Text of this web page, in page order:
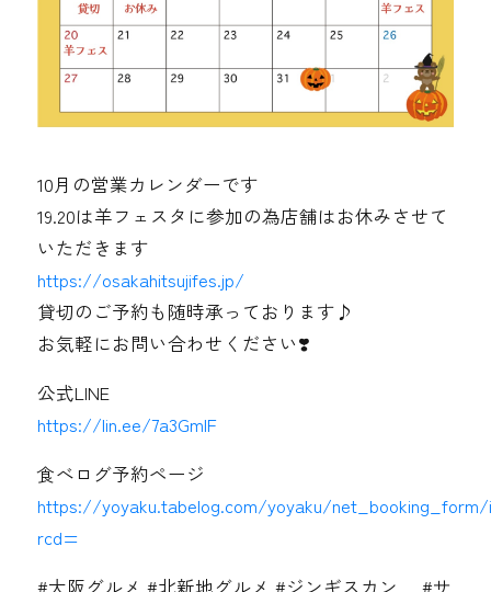
10月の営業カレンダーです
19.20は羊フェスタに参加の為店舗はお休みさせて
いただきます
https://osakahitsujifes.jp/
貸切のご予約も随時承っております♪
お気軽にお問い合わせください❣️
公式LINE
https://lin.ee/7a3GmIF
食べログ予約ページ
https://yoyaku.tabelog.com/yoyaku/net_booking_form/
rcd=
#大阪グルメ #北新地グルメ #ジンギスカン #サ